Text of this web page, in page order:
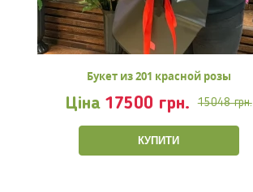
Букет из 201 красной розы
Ціна 17500 грн. 15048 грн.
КУПИТИ